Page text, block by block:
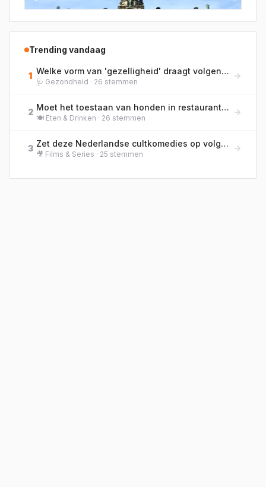
Trending vandaag
1 Welke vorm van 'gezelligheid' draagt volgens jou het meest bij aan je welzijn?
🩺 Gezondheid · 26 stemmen
2 Moet het toestaan van honden in restaurants standaard worden, of blijft eten en huisdier gescheiden?
🍽️ Eten & Drinken · 26 stemmen
3 Zet deze Nederlandse cultkomedies op volgorde van bioscooprelease, van oud naar nieuw!
🎥 Films & Series · 25 stemmen